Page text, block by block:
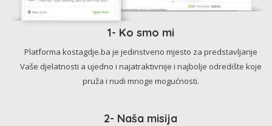
1- Ko smo mi
Platforma kostagdje.ba je jedinstveno mjesto za predstavljanje
Vaše djelatnosti a ujedno i najatraktivnije i najbolje odredište koje
pruža i nudi mnoge mogućnosti.
2- Naša misija